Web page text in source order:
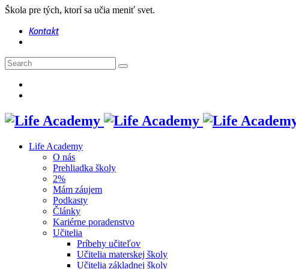
Škola pre tých, ktorí sa učia meniť svet.
Kontakt
Life Academy
O nás
Prehliadka školy
2%
Mám záujem
Podkasty
Články
Kariérne poradenstvo
Učitelia
Príbehy učiteľov
Učitelia materskej školy
Učitelia základnej školy